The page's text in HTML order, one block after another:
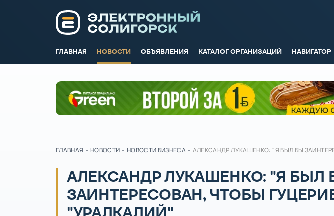
ГЛАВНАЯ НОВОСТИ ОБЪЯВЛЕНИЯ КАТАЛОГ ОРГАНИЗАЦИЙ НАВИГАТОР
ГЛАВНАЯ - НОВОСТИ - НОВОСТИ БИЗНЕСА - АЛЕКСАНДР ЛУКАШЕНКО: "Я БЫЛ БЫ
АЛЕКСАНДР ЛУКАШЕНКО: "Я БЫЛ
ЗАИНТЕРЕСОВАН, ЧТОБЫ